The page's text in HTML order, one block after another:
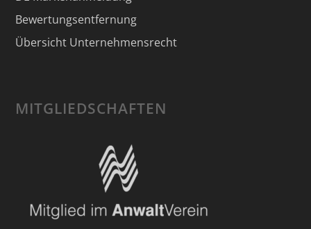
Bewertungsentfernung
Übersicht Unternehmensrecht
MITGLIEDSCHAFTEN